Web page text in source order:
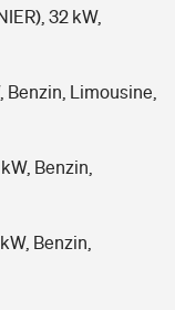
32 kW,
Benzin, Limousine,
Benzin,
Benzin,